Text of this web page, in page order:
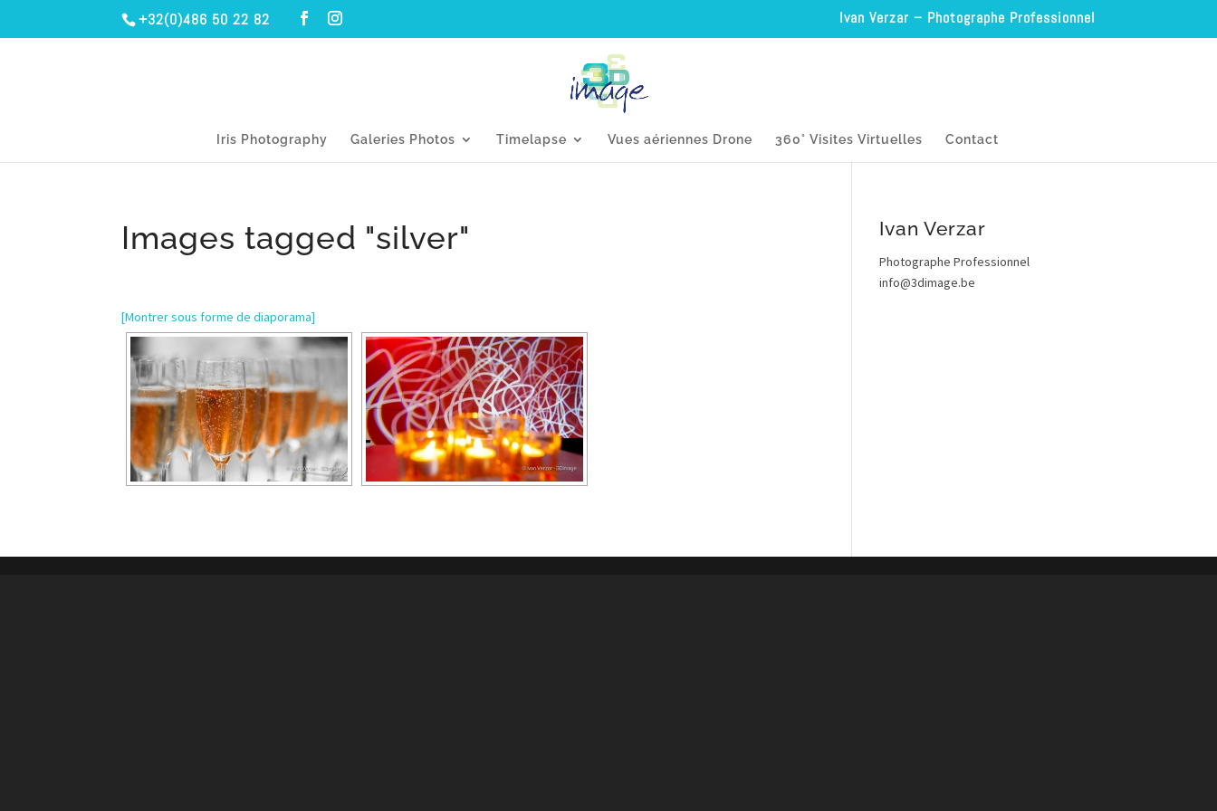
+32(0)486 50 22 82 Ivan Verzar – Photographe Professionnel
Iris Photography Galeries Photos Timelapse Vues aériennes Drone 360° Visites Virtuelles Contact
Images tagged "silver"
[Montrer sous forme de diaporama]
Ivan Verzar
Photographe Professionnel
info@3dimage.be